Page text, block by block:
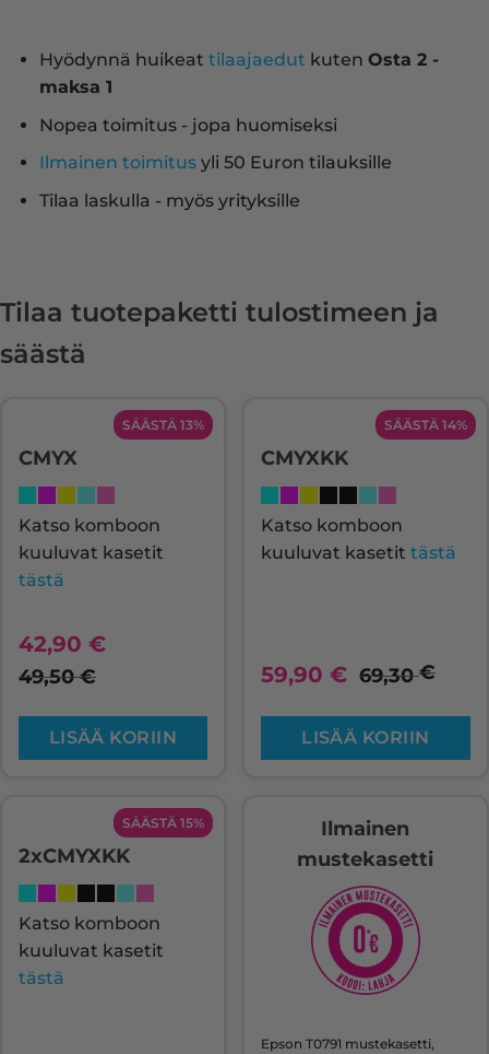
Hyödynnä huikeat tilaajaedut kuten Osta 2 -
maksa 1
Nopea toimitus - jopa huomiseksi
Ilmainen toimitusyli 50 Euron tilauksille
Tilaa laskulla - myös yrityksille
Tilaa tuotepaketti tulostimeen ja
säästä
SÄÄSTÄ 13%
CMYX
Katso komboon
kuuluvat kasetit
tästä
42,90 €
49,50€
LISÄÄ KORIIN
SÄÄSTÄ 14%
CMYXKK
Katso komboon
kuuluvat kasetit tästä
59,90 € 69,30€
LISÄÄ KORIIN
SÄÄSTÄ 15%
2xCMYXKK
Katso komboon
kuuluvat kasetit
tästä
Ilmainen
mustekasetti
Epson T0791 mustekasetti,